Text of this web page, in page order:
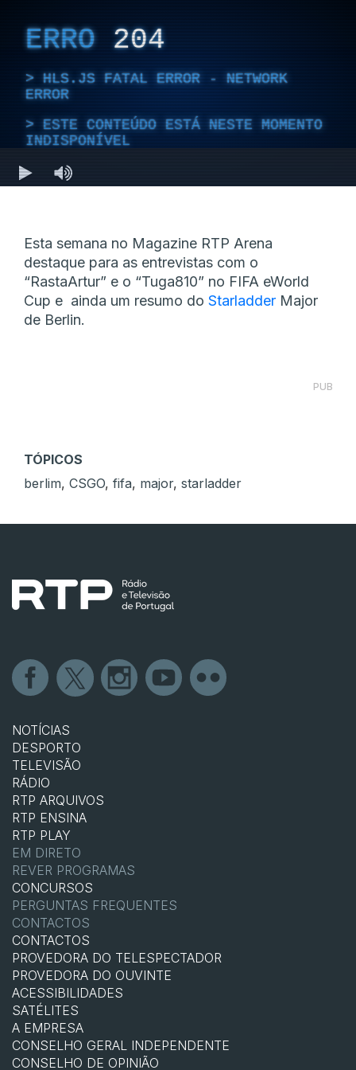
Esta semana no Magazine RTP Arena
destaque para as entrevistas com o
“RastaArtur” e o “Tuga810” no FIFA eWorld
Cup e ainda um resumo do Starladder Major
de Berlin.
PUB
TÓPICOS
berlim, CSGO, fifa, major, starladder
NOTÍCIAS
DESPORTO
TELEVISÃO
RÁDIO
RTP ARQUIVOS
RTP ENSINA
RTP PLAY
EM DIRETO
REVER PROGRAMAS
CONCURSOS
PERGUNTAS FREQUENTES
CONTACTOS
CONTACTOS
PROVEDORA DO TELESPECTADOR
PROVEDORA DO OUVINTE
ACESSIBILIDADES
SATÉLITES
A EMPRESA
CONSELHO GERAL INDEPENDENTE
CONSELHO DE OPINIÃO